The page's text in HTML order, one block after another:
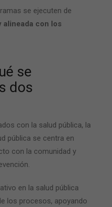
se ejecuten de
alineada con los
se
dos
con la salud pública, la
pública se centra en
con la comunidad y
en la salud pública
los procesos, apoyando